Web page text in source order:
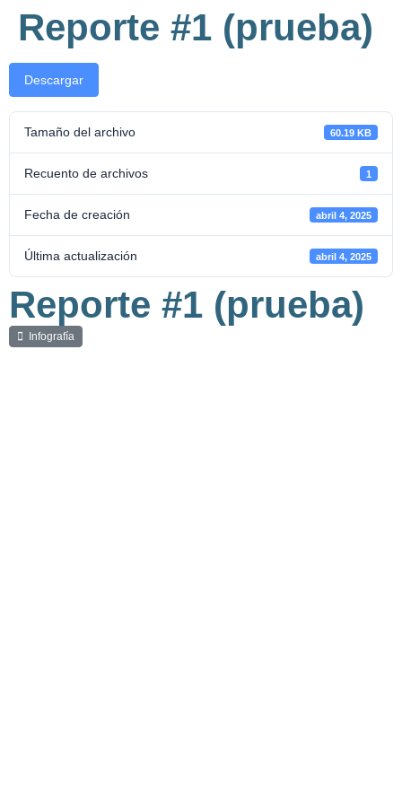
Reporte #1 (prueba)
Descargar
Tamaño del archivo 60.19 KB
Recuento de archivos 1
Fecha de creación abril 4, 2025
Última actualización abril 4, 2025
Reporte #1 (prueba)
Infografía